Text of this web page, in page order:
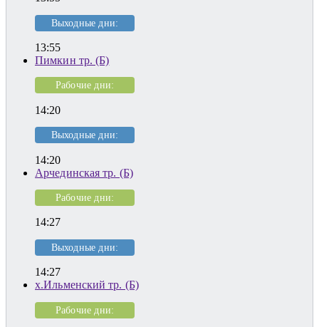
Выходные дни:
13:55
Пимкин тр. (Б)
Рабочие дни:
14:20
Выходные дни:
14:20
Арчединская тр. (Б)
Рабочие дни:
14:27
Выходные дни:
14:27
х.Ильменский тр. (Б)
Рабочие дни: